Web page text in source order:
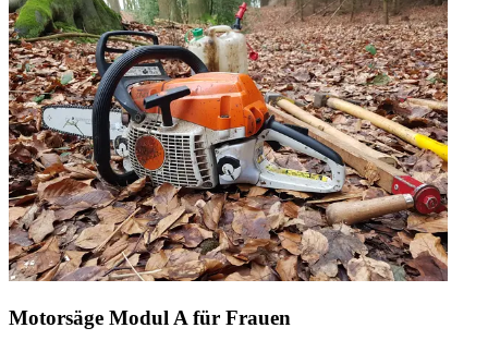
Motorsäge Modul A für Frauen